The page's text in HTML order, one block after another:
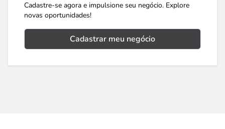
Cadastre-se agora e impulsione seu negócio. Explore
novas oportunidades!
Cadastrar meu negócio